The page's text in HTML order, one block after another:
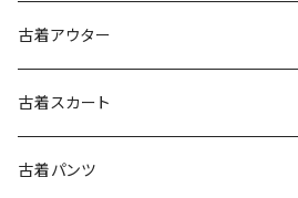
古着キャミソールワンピース
古着ベアトップワンピース
古着オールインワン
古着ノースリーブシャツ・ブラウス
古着スウェット
古着パーカー
古着プルオーバー
古着長袖プルオーバー
古着半袖プルオーバー
古着Ｔシャツ
古着長袖Ｔシャツ
古着ベスト
古着セーター
古着カーディガン
古着半袖ニット
古着アウター
古着ライトジャケット
古着ライトコート
古着スカート
古着ロング丈スカート (丈76cm-)
古着パンツ